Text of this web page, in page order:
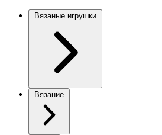
Вязаные игрушки
Вязание